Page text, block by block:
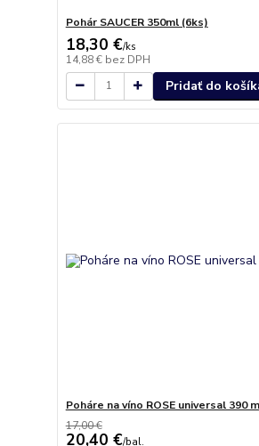
Pohár SAUCER 350ml (6ks)
18,30 €/ks
14,88 € bez DPH
Pridať do
Poháre na víno ROSE universal 390
17,00 €
20,40 €/bal.